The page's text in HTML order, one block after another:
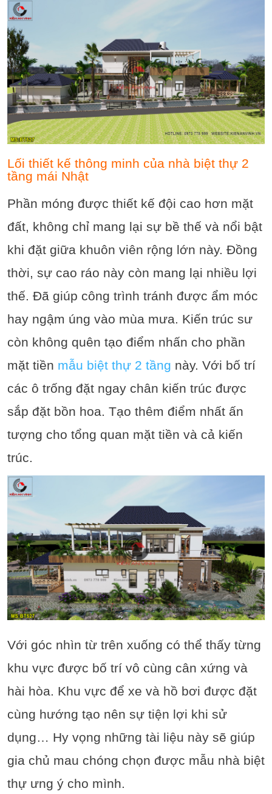
Lối thiết kế thông minh của nhà biệt thự 2
tầng mái Nhật
Phần móng được thiết kế đội cao hơn mặt
đất, không chỉ mang lại sự bề thế và nổi bật
khi đặt giữa khuôn viên rộng lớn này. Đồng
thời, sự cao ráo này còn mang lại nhiều lợi
thế. Đã giúp công trình tránh được ẩm móc
hay ngậm úng vào mùa mưa. Kiến trúc sư
còn không quên tạo điểm nhấn cho phần
mặt tiền mẫu biệt thự 2 tầng này. Với bố trí
các ô trống đặt ngay chân kiến trúc được
sắp đặt bồn hoa. Tạo thêm điểm nhất ấn
tượng cho tổng quan mặt tiền và cả kiến
trúc.
Với góc nhìn từ trên xuống có thể thấy từng
khu vực được bố trí vô cùng cân xứng và
hài hòa. Khu vực để xe và hồ bơi được đặt
cùng hướng tạo nên sự tiện lợi khi sử
dụng… Hy vọng những tài liệu này sẽ giúp
gia chủ mau chóng chọn được mẫu nhà biệt
thự ưng ý cho mình.